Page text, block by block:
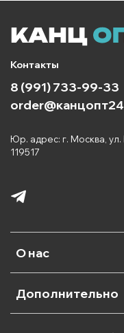
О нас
Дополнительно
Контакты
8 (991) 733-99-33
Юр. адрес: г. Москва, ул.
119517